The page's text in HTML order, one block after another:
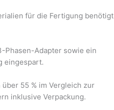
für die Fertigung benötigt
Phasen-Adapter sowie ein
eingespart.
55 % im Vergleich zur
inklusive Verpackung.